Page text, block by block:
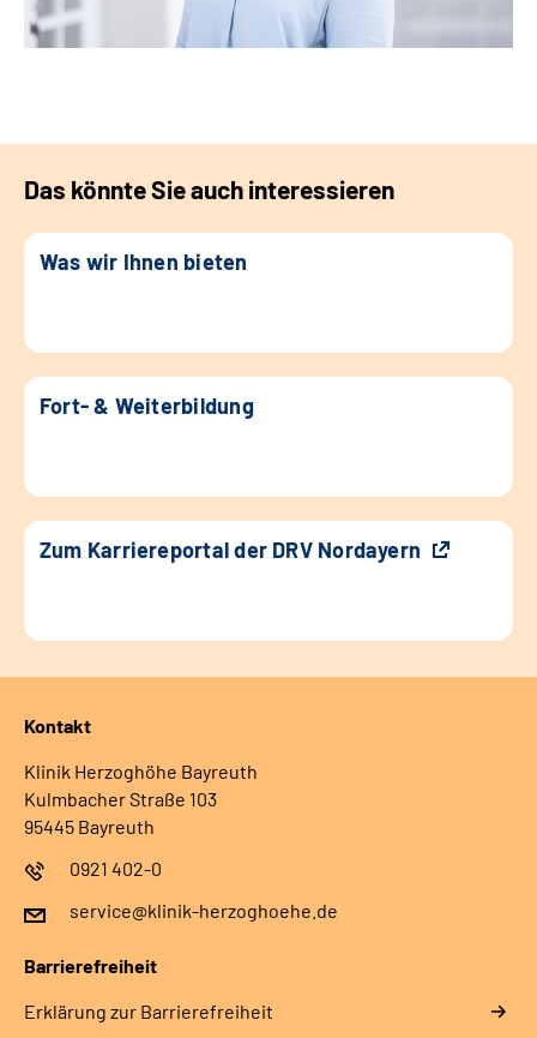
Das könnte Sie auch interessieren
Was wir Ihnen bieten
Fort- & Weiterbildung
Zum Karriereportal der DRV Nordayern
Kontakt
Klinik Herzoghöhe Bayreuth
Kulmbacher Straße 103
95445 Bayreuth
0921 402-0
service@klinik-herzoghoehe.de
Barrierefreiheit
Erklärung zur Barrierefreiheit